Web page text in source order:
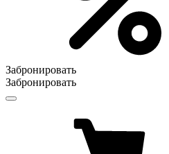
Забронировать
Забронировать